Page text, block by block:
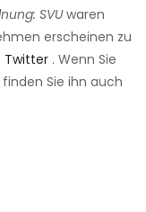
SVUwaren
erscheinen zu
Twitter . Wenn Sie
Sie ihn auch